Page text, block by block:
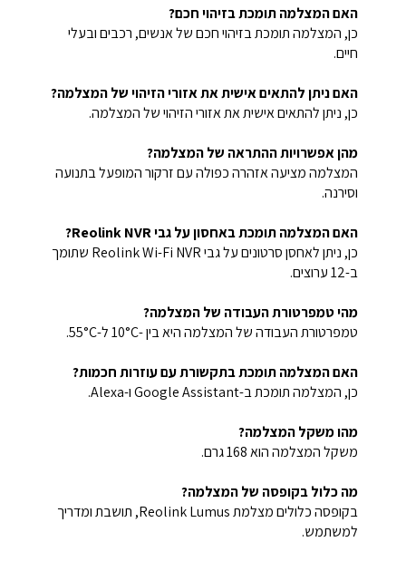
האם המצלמה תומכת בזיהוי חכם?
כן, המצלמה תומכת בזיהוי חכם של אנשים, רכבים ובעלי
חיים.
האם ניתן להתאים אישית את אזורי הזיהוי של המצלמה?
כן, ניתן להתאים אישית את אזורי הזיהוי של המצלמה.
מהן אפשרויות ההתראה של המצלמה?
המצלמה מציעה אזהרה כפולה עם זרקור המופעל בתנועה
וסירנה.
האם המצלמה תומכת באחסון על גבי Reolink NVR?
כן, ניתן לאחסן סרטונים על גבי Reolink Wi-Fi NVR שתומך
ב-12 ערוצים.
מהי טמפרטורת העבודה של המצלמה?
טמפרטורת העבודה של המצלמה היא בין -10°C ל-55°C.
האם המצלמה תומכת בתקשורת עם עוזרות חכמות?
כן, המצלמה תומכת ב-Google Assistant ו-Alexa.
מהו משקל המצלמה?
משקל המצלמה הוא 168 גרם.
מה כלול בקופסה של המצלמה?
בקופסה כלולים מצלמת Reolink Lumus, תושבת ומדריך
למשתמש.